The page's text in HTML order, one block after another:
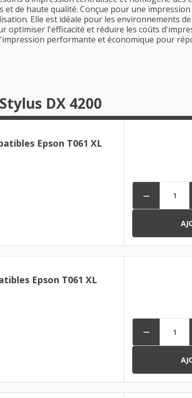
de haute qualité. Conçue pour une
Elle est idéale pour les environnements
optimiser l'efficacité et réduire les coûts
performante et économique pour
DX 4200
Epson T061 XL

Epson T061 XL
